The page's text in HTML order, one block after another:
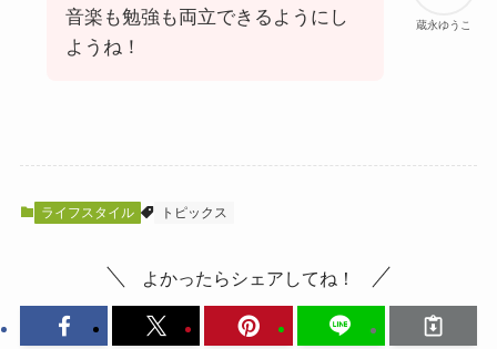
蔵永ゆうこ
音楽も勉強も両立できるようにし
ようね！
ライフスタイル トピックス
よかったらシェアしてね！